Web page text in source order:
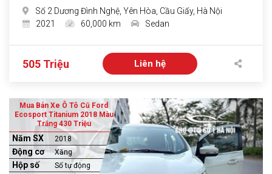
Số 2 Dương Đình Nghệ, Yên Hòa, Cầu Giấy, Hà Nội
2021
60,000 km Sedan
505 Triệu Liên hệ
Mua Bán Xe Ô Tô Cũ Ford
Ecosport Titanium 2018 Màu
Trắng 430 Triệu
Năm SX 2018
Động cơ Xăng
Hộp số Số tự động